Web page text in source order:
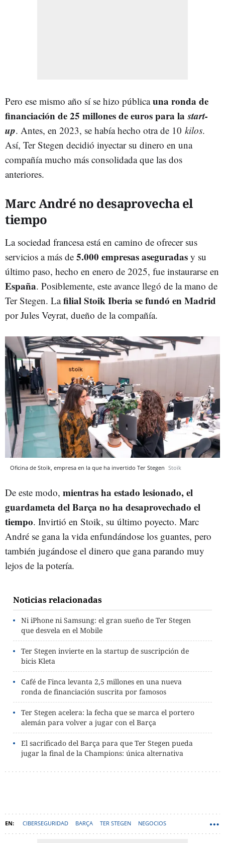
Pero ese mismo año sí se hizo públicauna ronda de
financiación de 25 millones de euros para lastart-
up. Antes, en 2023, se había hecho otra de 10 kilos.
Así, Ter Stegen decidió inyectar su dinero en una
compañía mucho más consolidada que las dos
anteriores.
Marc André no desaprovecha el
tiempo
La sociedad francesa está en camino de ofrecer sus
servicios a más de 5.000 empresas aseguradas y su
último paso, hecho en enero de 2025, fue instaurarse en
España. Posiblemente, este avance llegó de la mano de
Ter Stegen. Lafilial Stoik Iberia se fundó en Madrid
por Jules Veyrat, dueño de la compañía.
Oficina de Stoïk, empresa en la que ha invertido Ter Stegen Stoïk
De este modo, mientras ha estado lesionado, el
guardameta del Barça no ha desaprovechado el
tiempo. Invirtió en Stoik, su último poyecto. Marc
André se gana la vida enfundándose los guantes, pero
también jugándose el dinero que gana parando muy
lejos de la potería.
Noticias relacionadas
Ni iPhone ni Samsung: el gran sueño de Ter Stegen
que desvela en el Mobile
Ter Stegen invierte en la startup de suscripción de
bicis Kleta
Café de Finca levanta 2,5 millones en una nueva
ronda de financiación suscrita por famosos
Ter Stegen acelera: la fecha que se marca el portero
alemán para volver a jugar con el Barça
El sacrificado del Barça para que Ter Stegen pueda
jugar la final de la Champions: única alternativa
CIBERSEGURIDAD BARÇA TER STEGEN NEGOCIOS